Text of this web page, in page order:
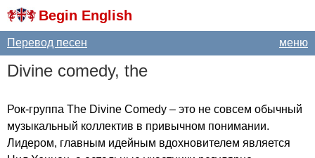
Begin English
меню
Перевод песен
Divine comedy, the
Рок-группа The Divine Comedy – это не совсем обычный
музыкальный коллектив в привычном понимании.
Лидером, главным идейным вдохновителем является